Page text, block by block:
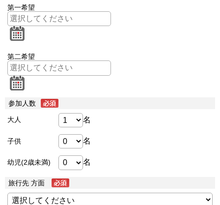
第一希望
第二希望
参加人数
大人 名
子供 名
幼児(2歳未満) 名
旅行先 方面